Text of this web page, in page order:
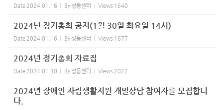
Date 2024.01.16 By성동센터 Views 1640
2024년 정기총회 공지(1월 30일 화요일 14시)
Date 2024.01.16 By성동센터 Views 1677
2024년 정기총회 자료집
Date 2024.01.30 By성동센터 Views 2022
2024년 장애인 자립생활지원 개별상담 참여자를 모집합니
다.